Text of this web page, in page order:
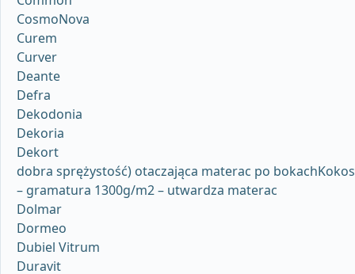
CosmoNova
Curem
Curver
Deante
Defra
Dekodonia
Dekoria
Dekort
dobra sprężystość) otaczająca materac po bokachKokos
– gramatura 1300g/m2 – utwardza materac
Dolmar
Dormeo
Dubiel Vitrum
Duravit